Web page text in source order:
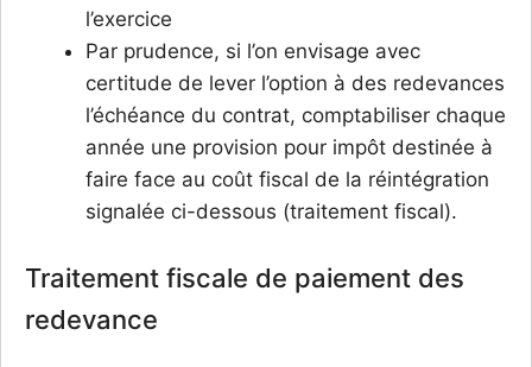
l’exercice
Par prudence, si l’on envisage avec
certitude de lever l’option à des redevances
l’échéance du contrat, comptabiliser chaque
année une provision pour impôt destinée à
faire face au coût fiscal de la réintégration
signalée ci-dessous (traitement fiscal).
Traitement fiscale de paiement des
redevance